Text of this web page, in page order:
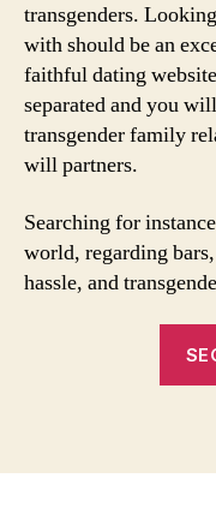
transgenders.
with should be an
faithful dating
separated and you
transgender family
will partners.
Searching for
world, regarding
hassle, and